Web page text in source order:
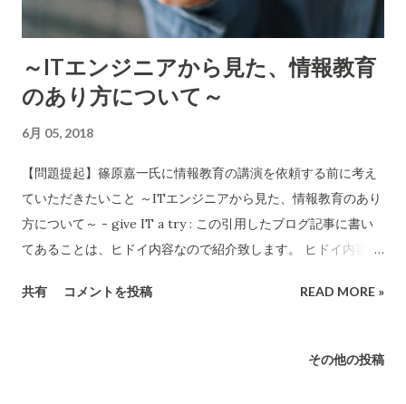
ないのがほとんどではないでしょうか。タイトルやリード文く
らいは読んでいるけど、そこから内容は推定して読んだことに
しているのでしょう。 掲示板が狭い上に、お知らせ事項が多い
ので、掲示されている日数がそう長くはありません。多くの人
掲示物が取り払われたら、もうそれを読みたいと思っても出来
ません。 (インターネットの無い時代はそれで良かったのです
が、今はこのことに非常な違和感を私などは感じます。過去の
データは捨て去ってしまい、もう読めないということにです。
データそのものが消去されてしまうので、インターネット技術
とで、下記のように写真に撮っただけですがこのブログに来て
す。 新しい掲示物がどれなのかが分からない今の仕組みのた
～ITエンジニアから見た、情報教育
のあり方について～
6月 05, 2018
【問題提起】篠原嘉一氏に情報教育の講演を依頼する前に考え
ていただきたいこと ～ITエンジニアから見た、情報教育のあり
方について～ - give IT a try : この引用したブログ記事に書い
てあることは、ヒドイ内容なので紹介致します。 ヒドイ内容と
の話です。(ブログの著者はすこぶるまともです） このようなデ
なしてるとのことですから。 親も教師もこのように誰か少しで
共有 コメントを投稿 READ MORE »
その他の投稿